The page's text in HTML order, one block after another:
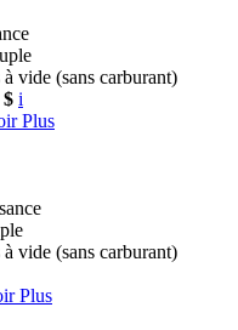
à vide (sans carburant)
i
Plus
à vide (sans carburant)
Plus